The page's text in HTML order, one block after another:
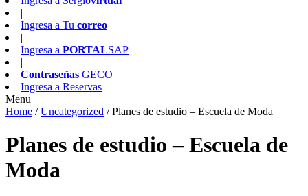
|
Ingresa a Tu correo
|
Ingresa a PORTALSAP
|
Contraseñas GECO
Ingresa a Reservas
Menu
Home /Uncategorized /Planes de estudio – Escuela de Moda
Planes de estudio – Escuela de
Moda